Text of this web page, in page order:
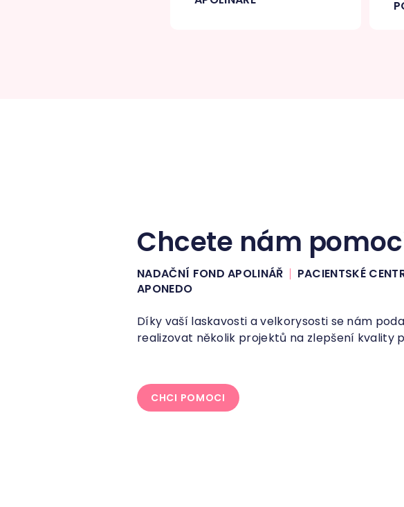
Chcete nám
NADAČNÍ FOND APOLINÁŘ
PACIENTSKÉ
APONEDO
Díky vaší laskavosti a velkorysosti se nám
realizovat několik projektů na zlepšení kvality
CHCI POMOCI